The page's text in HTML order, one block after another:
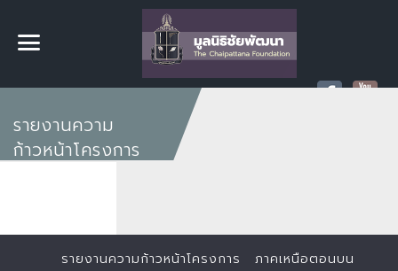
รายงานความ
ก้าวหน้าโครงการ
รายงานความก้าวหน้าโครงการ ภาคเหนือตอนบน